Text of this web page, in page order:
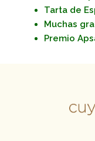
Tarta de
Muchas
Premio